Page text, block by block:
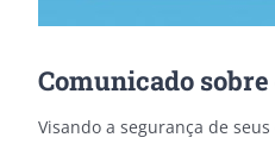
Comunicado
Visando a segurança de